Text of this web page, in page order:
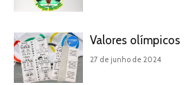
Valores olímpicos
27 de junho de 2024